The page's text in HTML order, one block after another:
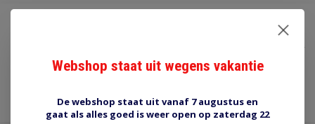
€3,20
Toevoegen aan winkelwagen
Webshop staat uit wegens vakantie
De webshop staat uit vanaf 7 augustus en
gaat als alles goed is weer open op zaterdag 22